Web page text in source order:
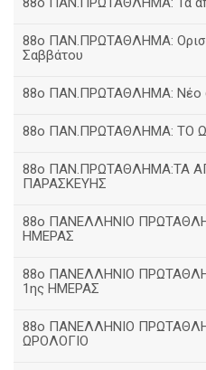
88ο ΠΑΝ.ΠΡΩΤΑΘΛΗΜΑ:
Σαββάτου
88ο ΠΑΝ.ΠΡΩΤΑΘΛΗΜΑ: Νέο
88ο ΠΑΝ.ΠΡΩΤΑΘΛΗΜΑ: ΤΟ
88ο ΠΑΝ.ΠΡΩΤΑΘΛΗΜΑ:ΤΑ
ΠΑΡΑΣΚΕΥΗΣ
88ο ΠΑΝΕΛΛΗΝΙΟ
ΗΜΕΡΑΣ
88ο ΠΑΝΕΛΛΗΝΙΟ
1ης ΗΜΕΡΑΣ
88ο ΠΑΝΕΛΛΗΝΙΟ
ΩΡΟΛΟΓΙΟ